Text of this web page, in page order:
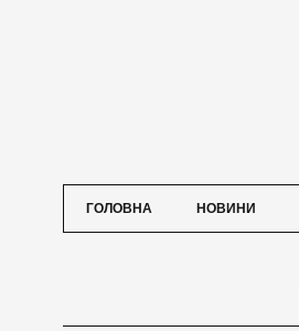
ГОЛОВНА НОВИНИ